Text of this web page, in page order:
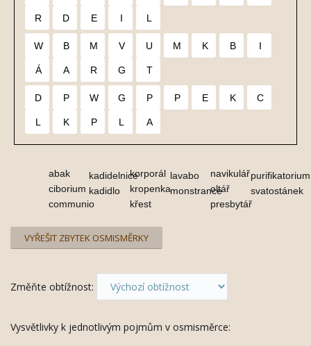
R D E I L
W B M V U M K B I
Á A R G T
D P W G P P E K C
L K P L A
abak
ciborium
communio
kadidelnice
kadidlo
korporál
kropenka
křest
lavabo
monstrance
navikulář
oltář
presbytář
purifikatorium
svatostánek
VYŘEŠIT ZBYTEK OSMISMĚRKY
Změňte obtížnost:
Vysvětlivky k jednotlivým pojmům v osmisměrce: